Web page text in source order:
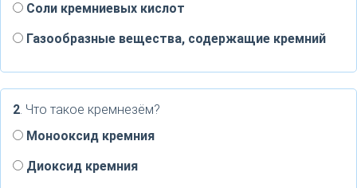
Соли кремниевых кислот
Газообразные вещества, содержащие кремний
2. Что такое кремнезём?
Монооксид кремния
Диоксид кремния